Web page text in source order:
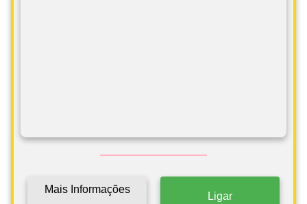
Mais Informações
Ligar